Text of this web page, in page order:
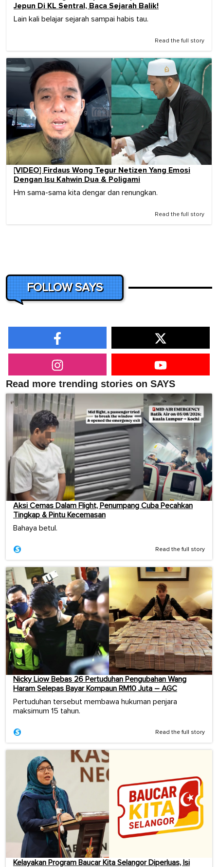
Jepun Di KL Sentral, Baca Sejarah Balik!
Lain kali belajar sejarah sampai habis tau.
Read the full story
[VIDEO] Firdaus Wong Tegur Netizen Yang Emosi
Dengan Isu Kahwin Dua & Poligami
Hm sama-sama kita dengar dan renungkan.
Read the full story
FOLLOW SAYS
Read more trending stories on SAYS
Aksi Cemas Dalam Flight, Penumpang Cuba Pecahkan
Tingkap & Pintu Kecemasan
Bahaya betul.
Read the full story
Nicky Liow Bebas 26 Pertuduhan Pengubahan Wang
Haram Selepas Bayar Kompaun RM10 Juta – AGC
Pertuduhan tersebut membawa hukuman penjara
maksimum 15 tahun.
Read the full story
Kelayakan Program Baucar Kita Selangor Diperluas, Isi